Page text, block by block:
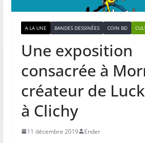
A LA UNE BANDES DESSINÉES COIN BD
Une exposition
consacrée à
créateur de
à Clichy
11 décembre 2019 Ender